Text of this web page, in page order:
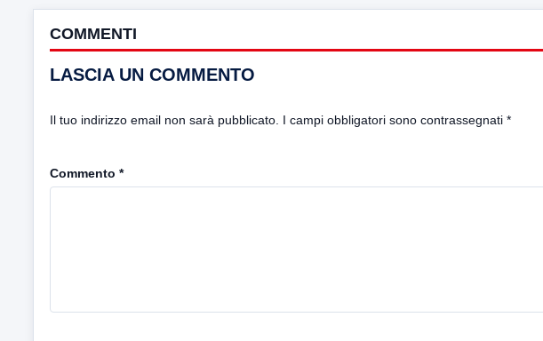
COMMENTI
LASCIA UN COMMENTO
Il tuo indirizzo email non sarà pubblicato. I campi obbligatori sono contrassegnati *
Commento *